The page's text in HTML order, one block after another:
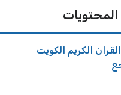
الكريم الكويت